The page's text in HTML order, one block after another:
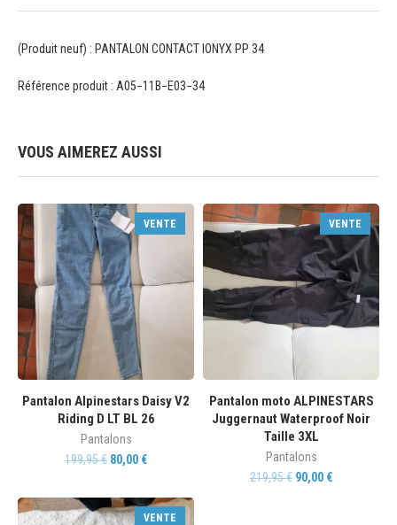
(Produit neuf) : PANTALON CONTACT IONYX PP 34
Référence produit : A05−11B−E03−34
VOUS AIMEREZ AUSSI
VENTE
Pantalon Alpinestars Daisy V2
Riding D LT BL 26
Pantalons
199,95€ 80,00 €
VENTE
Pantalon moto ALPINESTARS
Juggernaut Waterproof Noir
Taille 3XL
Pantalons
219,95€ 90,00 €
VENTE